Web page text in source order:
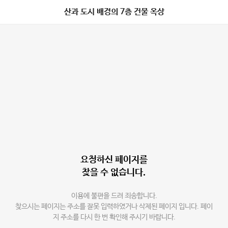
산과 도시 배경의 7층 건물 옥상
요청하신 페이지를
찾을 수 없습니다.
이용에 불편을 드려 죄송합니다.
찾으시는 페이지는 주소를 잘못 입력하였거나 삭제된 페이지 입니다. 페이
지 주소를 다시 한 번 확인해 주시기 바랍니다.